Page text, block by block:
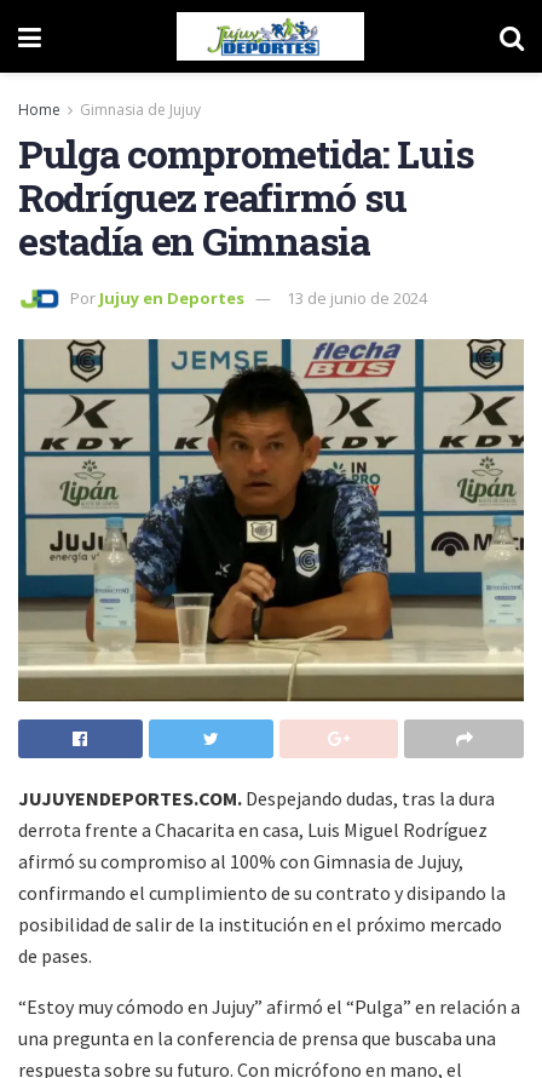
Home Gimnasia de Jujuy
Pulga comprometida: Luis
Rodríguez reafirmó su
estadía en Gimnasia
Por Jujuy en Deportes 13 de junio de 2024
JUJUYENDEPORTES.COM. Despejando dudas, tras la dura
derrota frente a Chacarita en casa, Luis Miguel Rodríguez
afirmó su compromiso al 100% con Gimnasia de Jujuy,
confirmando el cumplimiento de su contrato y disipando la
posibilidad de salir de la institución en el próximo mercado
de pases.
“Estoy muy cómodo en Jujuy” afirmó el “Pulga” en relación a
una pregunta en la conferencia de prensa que buscaba una
respuesta sobre su futuro. Con micrófono en mano, el